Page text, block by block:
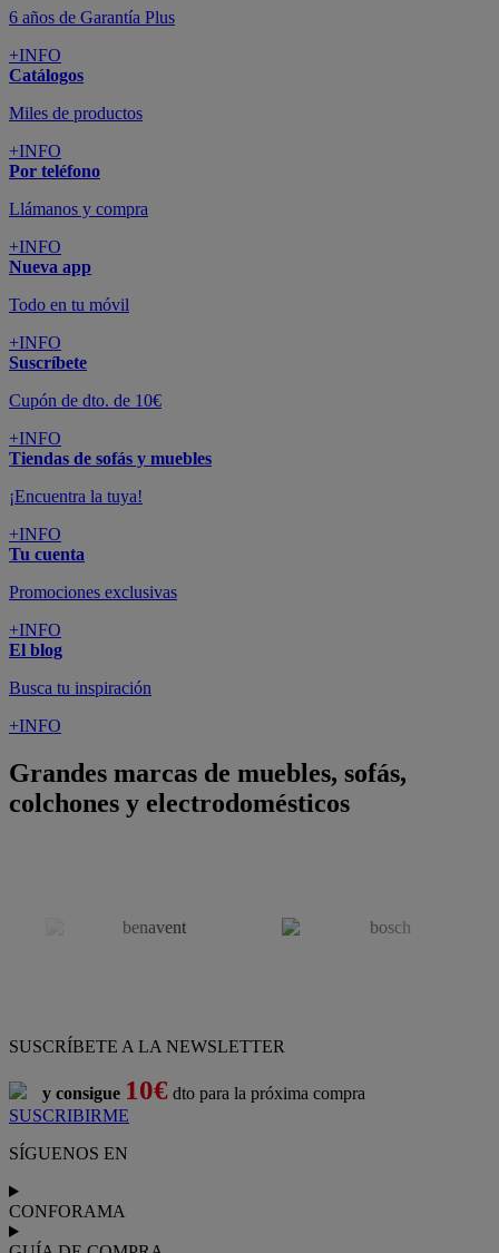
6 años de Garantía Plus
+INFO
Catálogos
Miles de productos
+INFO
Por teléfono
Llámanos y compra
+INFO
Nueva app
Todo en tu móvil
+INFO
Suscríbete
Cupón de dto. de 10€
+INFO
Tiendas de sofás y muebles
¡Encuentra la tuya!
+INFO
Tu cuenta
Promociones exclusivas
+INFO
El blog
Busca tu inspiración
+INFO
Grandes marcas de muebles, sofás,
colchones y electrodomésticos
SUSCRÍBETE A LA NEWSLETTER
y consigue 10€ dto para la próxima compra
SUSCRIBIRME
SÍGUENOS EN
CONFORAMA